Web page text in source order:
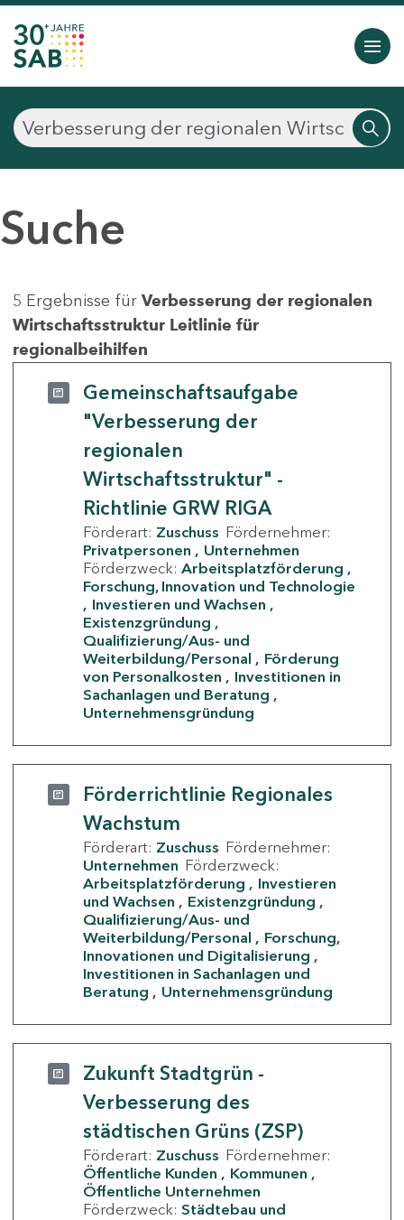
Suche
5 Ergebnisse für Verbesserung der regionalen
Wirtschaftsstruktur Leitlinie für
regionalbeihilfen
Gemeinschaftsaufgabe
"Verbesserung der
regionalen
Wirtschaftsstruktur" -
Richtlinie GRW RIGA
Förderart: Zuschuss Fördernehmer:
Privatpersonen
Unternehmen
Förderzweck: Arbeitsplatzförderung
Forschung, Innovation und Technologie
Investieren und Wachsen
Existenzgründung
Qualifizierung/Aus- und
Weiterbildung/Personal
Förderung
von Personalkosten
Investitionen in
Sachanlagen und Beratung
Unternehmensgründung
Förderrichtlinie Regionales
Wachstum
Förderart: Zuschuss Fördernehmer:
Unternehmen Förderzweck:
Arbeitsplatzförderung
Investieren
und Wachsen
Existenzgründung
Qualifizierung/Aus- und
Weiterbildung/Personal
Forschung,
Innovationen und Digitalisierung
Investitionen in Sachanlagen und
Beratung
Unternehmensgründung
Zukunft Stadtgrün -
Verbesserung des
städtischen Grüns (ZSP)
Förderart: Zuschuss Fördernehmer:
Öffentliche Kunden
Kommunen
Öffentliche Unternehmen
Förderzweck: Städtebau und